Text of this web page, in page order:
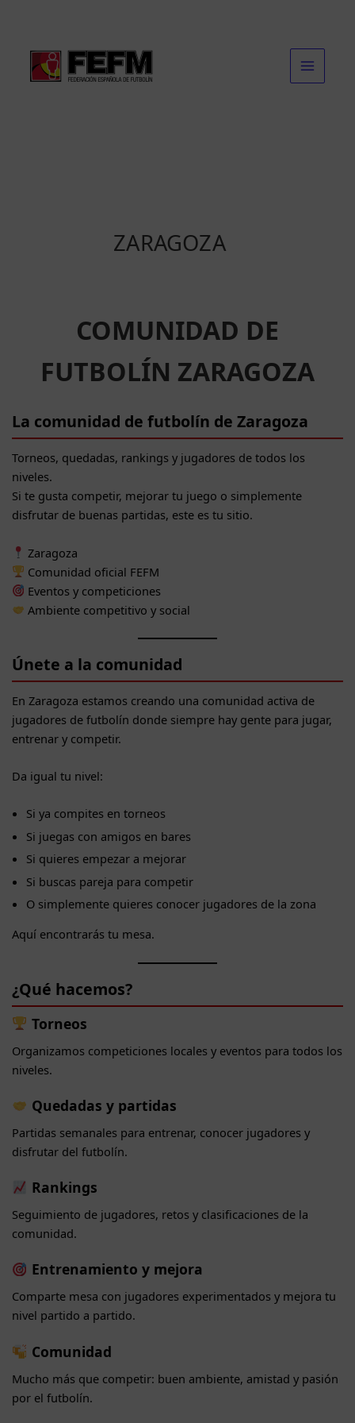
contenido
ZARAGOZA
COMUNIDAD DE
FUTBOLÍN ZARAGOZA
La comunidad de futbolín de Zaragoza
Torneos, quedadas, rankings y jugadores de todos los
niveles.
Si te gusta competir, mejorar tu juego o simplemente
disfrutar de buenas partidas, este es tu sitio.
Zaragoza
Comunidad oficial FEFM
Eventos y competiciones
Ambiente competitivo y social
Únete a la comunidad
En Zaragoza estamos creando una comunidad activa de
jugadores de futbolín donde siempre hay gente para jugar,
entrenar y competir.
Da igual tu nivel:
Si ya compites en torneos
Si juegas con amigos en bares
Si quieres empezar a mejorar
Si buscas pareja para competir
O simplemente quieres conocer jugadores de la zona
Aquí encontrarás tu mesa.
¿Qué hacemos?
Torneos
Organizamos competiciones locales y eventos para todos los
niveles.
Quedadas y partidas
Partidas semanales para entrenar, conocer jugadores y
disfrutar del futbolín.
Rankings
Seguimiento de jugadores, retos y clasificaciones de la
comunidad.
Entrenamiento y mejora
Comparte mesa con jugadores experimentados y mejora tu
nivel partido a partido.
Comunidad
Mucho más que competir: buen ambiente, amistad y pasión
por el futbolín.